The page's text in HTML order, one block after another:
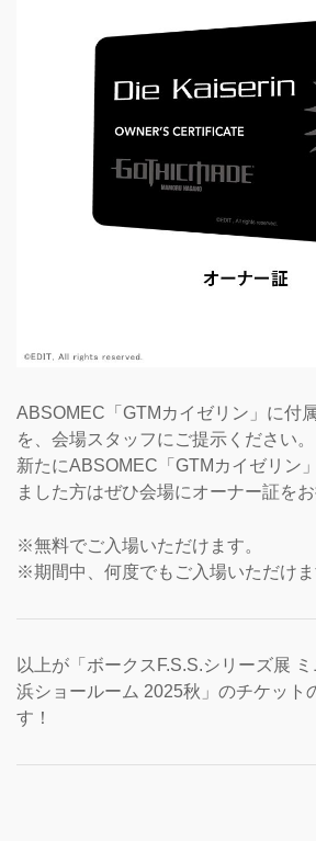
ABSOMEC「GTMカイゼリン」に付
を、会場スタッフにご提示ください。
新たにABSOMEC「GTMカイゼリン
ました方はぜひ会場にオーナー証を
※無料でご入場いただけます。
※期間中、何度でもご入場いただけま
以上が「ボークスF.S.S.シリーズ展
浜ショールーム 2025秋」のチケット
す！